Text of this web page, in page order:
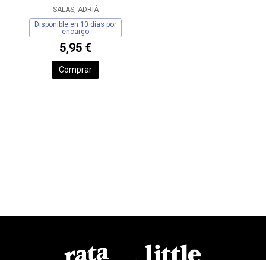
SALAS, ADRIÀ
Disponible en 10 días por
encargo
5,95 €
Comprar